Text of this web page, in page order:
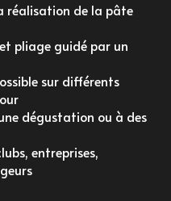
réalisation de la pâte
pliage guidé par un
sur différents
dégustation ou à des
entreprises,